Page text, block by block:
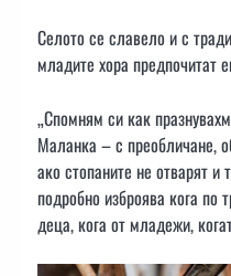
Селото се славело и с
младите хора предпочитат
„Спомням си как
Маланка – с преобличане,
ако стопаните не отварят
подробно изброява кога по
деца, кога от младежи,